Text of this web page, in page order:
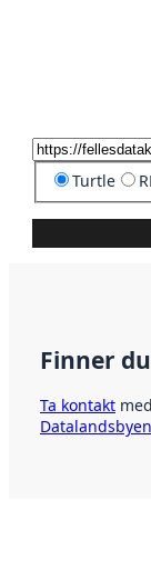
Turtle
Finner
Ta kontakt
Datalandsbyen